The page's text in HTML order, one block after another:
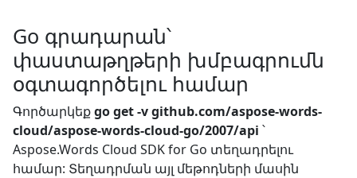
Go գրադարան՝
փաստաթղթերի խմբագրումն
օգտագործելու համար
Գործարկեքgo get -v github.com/aspose-words-
cloud/aspose-words-cloud-go/2007/api ՝
Aspose.Words Cloud SDK for Go տեղադրելու
համար: Տեղադրման այլ մեթոդների մասին